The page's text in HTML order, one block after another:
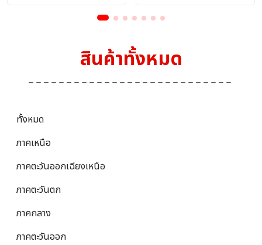
สินค้าทั้งหมด
ทั้งหมด
ภาคเหนือ
ภาคตะวันออกเฉียงเหนือ
ภาคตะวันตก
ภาคกลาง
ภาคตะวันออก